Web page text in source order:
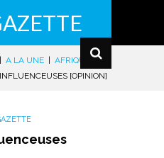
A LA UNE AFRIQUE
|
[OPINION]